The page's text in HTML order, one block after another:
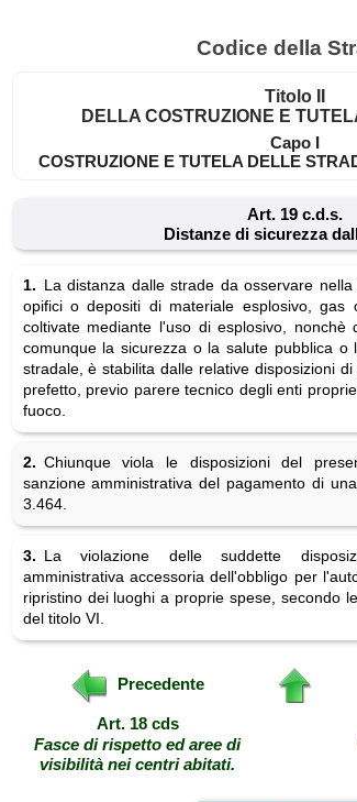
Codice della
Titolo II
DELLA COSTRUZIONE E
Capo I
COSTRUZIONE E TUTELA DELLE
Art. 19 c.d.s.
Distanze di sicurezza
1. La distanza dalle strade da osservare
opifici o depositi di materiale esplosivo, gas
coltivate mediante l'uso di esplosivo, nonchè
comunque la sicurezza o la salute pubblica o
stradale, è stabilita dalle relative disposizioni
prefetto, previo parere tecnico degli enti
fuoco.
2. Chiunque viola le disposizioni del
sanzione amministrativa del pagamento di
3.464.
3. La violazione delle suddette
amministrativa accessoria dell'obbligo per
ripristino dei luoghi a proprie spese, secondo
del titolo VI.
Precedente
Art. 18 cds
Fasce di rispetto ed aree di
visibilità nei centri abitati.